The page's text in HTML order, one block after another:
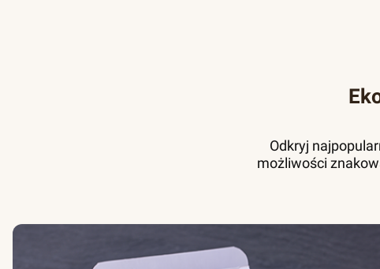
Odkryj
możliwości